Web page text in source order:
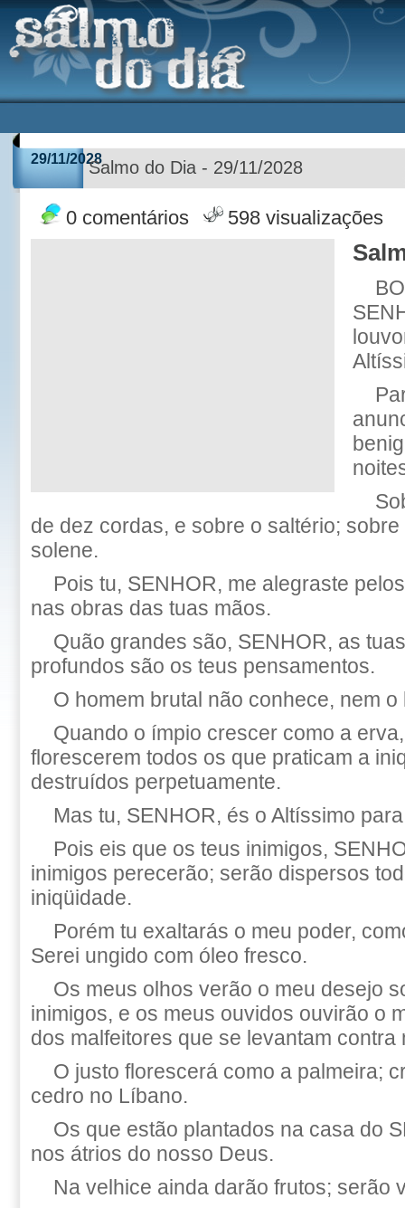
29/11/2028Salmo do Dia - 29/11/2028
0 comentários 598 visualizações
de dez cordas, e sobre o saltério;
solene.
Pois tu, SENHOR, me alegraste
nas obras das tuas mãos.
Quão grandes são, SENHOR, as
profundos são os teus pensamentos.
O homem brutal não conhece, nem
Quando o ímpio crescer como a
florescerem todos os que praticam a
destruídos perpetuamente.
Mas tu, SENHOR, és o Altíssimo
Pois eis que os teus inimigos,
inimigos perecerão; serão dispersos
iniqüidade.
Porém tu exaltarás o meu poder,
Serei ungido com óleo fresco.
Os meus olhos verão o meu desejo
inimigos, e os meus ouvidos ouvirão o
dos malfeitores que se levantam contra
O justo florescerá como a palmeira;
cedro no Líbano.
Os que estão plantados na casa do
nos átrios do nosso Deus.
Na velhice ainda darão frutos; serão